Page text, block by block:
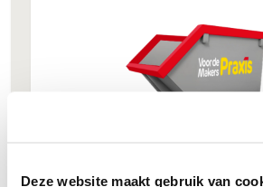
Deze website maakt gebruik van